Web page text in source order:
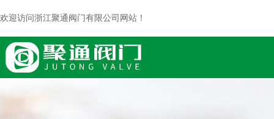
欢迎访问浙江聚通阀门有限公司网站！